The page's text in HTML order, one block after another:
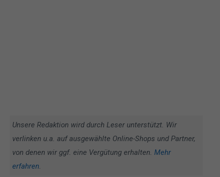
Unsere Redaktion wird durch Leser unterstützt. Wir
verlinken u.a. auf ausgewählte Online-Shops und Partner,
von denen wir ggf. eine Vergütung erhalten. Mehr
erfahren.